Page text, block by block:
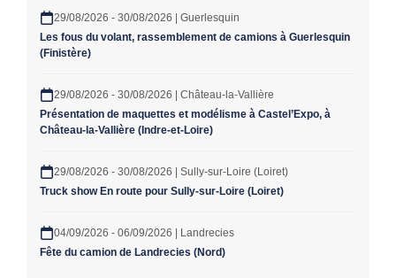
29/08/2026 - 30/08/2026 | Guerlesquin
Les fous du volant, rassemblement de camions à Guerlesquin
(Finistère)
29/08/2026 - 30/08/2026 | Château-la-Vallière
Présentation de maquettes et modélisme à Castel’Expo, à
Château-la-Vallière (Indre-et-Loire)
29/08/2026 - 30/08/2026 | Sully-sur-Loire (Loiret)
Truck show En route pour Sully-sur-Loire (Loiret)
04/09/2026 - 06/09/2026 | Landrecies
Fête du camion de Landrecies (Nord)